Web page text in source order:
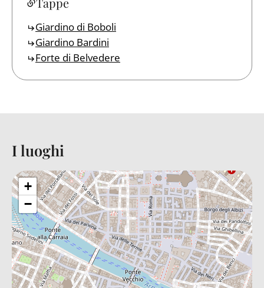
Giardino di Boboli
Giardino Bardini
Forte di Belvedere
Back to table of contents
I luoghi
+
−